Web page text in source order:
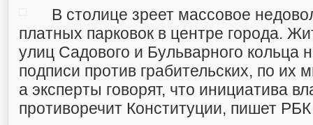
В столице зреет массовое
платных парковок в центре города.
улиц Садового и Бульварного кольца
подписи против грабительских, по их
а эксперты говорят, что инициатива
противоречит Конституции, пишет